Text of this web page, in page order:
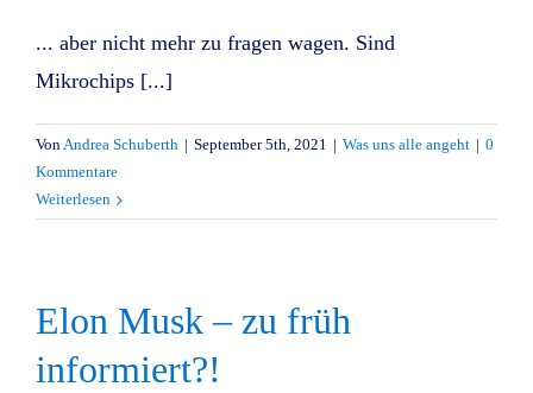
... aber nicht mehr zu fragen wagen. Sind
Mikrochips [...]
VonAndrea Schuberth | September 5th, 2021 | Was uns alle angeht | 0
Kommentare
Weiterlesen
Elon Musk – zu früh
informiert?!